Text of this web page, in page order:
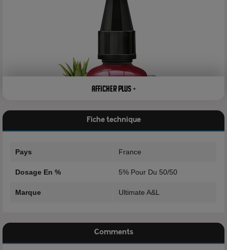
dernières heures à faire ce qui nous rends heureux, à passer
des moments inoubliables. Si l'on parle de vape, un arôme a
Afficher plus +
Fiche technique
Pays France
Dosage En % 5% Pour Du 50/50
Marque Ultimate A&L
Comments